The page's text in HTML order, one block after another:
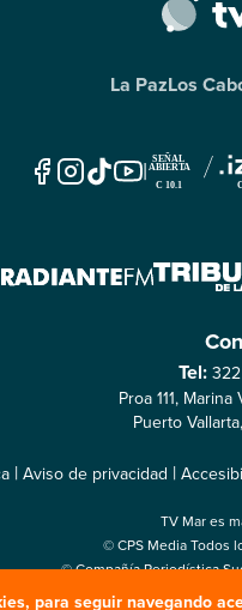
para seguir navegando
La PazLos
|
Tel:
Proa 111,
Puerto
|Aviso de privacidad |
TV Mar es
© CPS Media Todos
© Compañía Periodística